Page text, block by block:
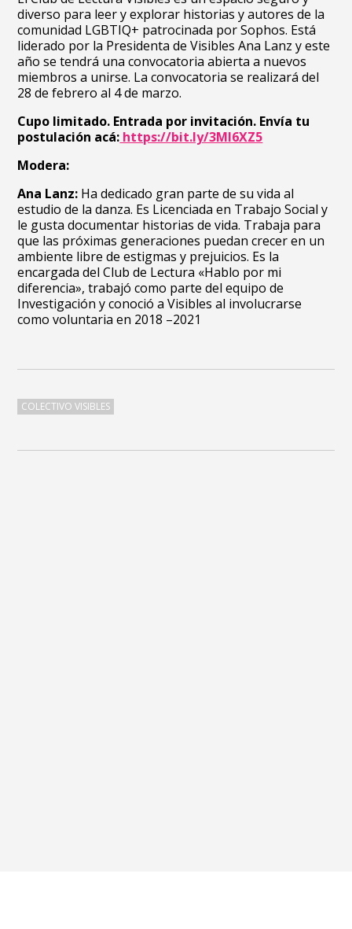
diverso para leer y explorar historias y autores de la
comunidad LGBTIQ+ patrocinada por Sophos. Está
liderado por la Presidenta de Visibles Ana Lanz y este
año se tendrá una convocatoria abierta a nuevos
miembros a unirse. La convocatoria se realizará del
28 de febrero al 4 de marzo.
Cupo limitado. Entrada por invitación. Envía tu
postulación acá: https://bit.ly/3Ml6XZ5
Modera:
Ana Lanz: Ha dedicado gran parte de su vida al
estudio de la danza. Es Licenciada en Trabajo Social y
le gusta documentar historias de vida. Trabaja para
que las próximas generaciones puedan crecer en un
ambiente libre de estigmas y prejuicios. Es la
encargada del Club de Lectura «Hablo por mi
diferencia», trabajó como parte del equipo de
Investigación y conoció a Visibles al involucrarse
como voluntaria en 2018 –2021
COLECTIVO VISIBLES